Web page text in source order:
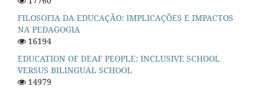
FILOSOFIA DA EDUCAÇÃO: IMPLICAÇÕES E IMPACTOS
NA PEDAGOGIA
16194
EDUCATION OF DEAF PEOPLE: INCLUSIVE SCHOOL
VERSUS BILINGUAL SCHOOL
14979